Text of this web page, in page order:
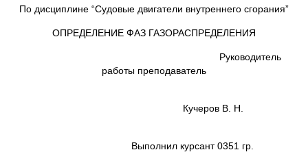
По дисциплине “Судовые двигатели внутреннего сгорания”
ОПРЕДЕЛЕНИЕ ФАЗ ГАЗОРАСПРЕДЕЛЕНИЯ
Руководитель
работы преподаватель
Кучеров В. Н.
Выполнил курсант 0351 гр.